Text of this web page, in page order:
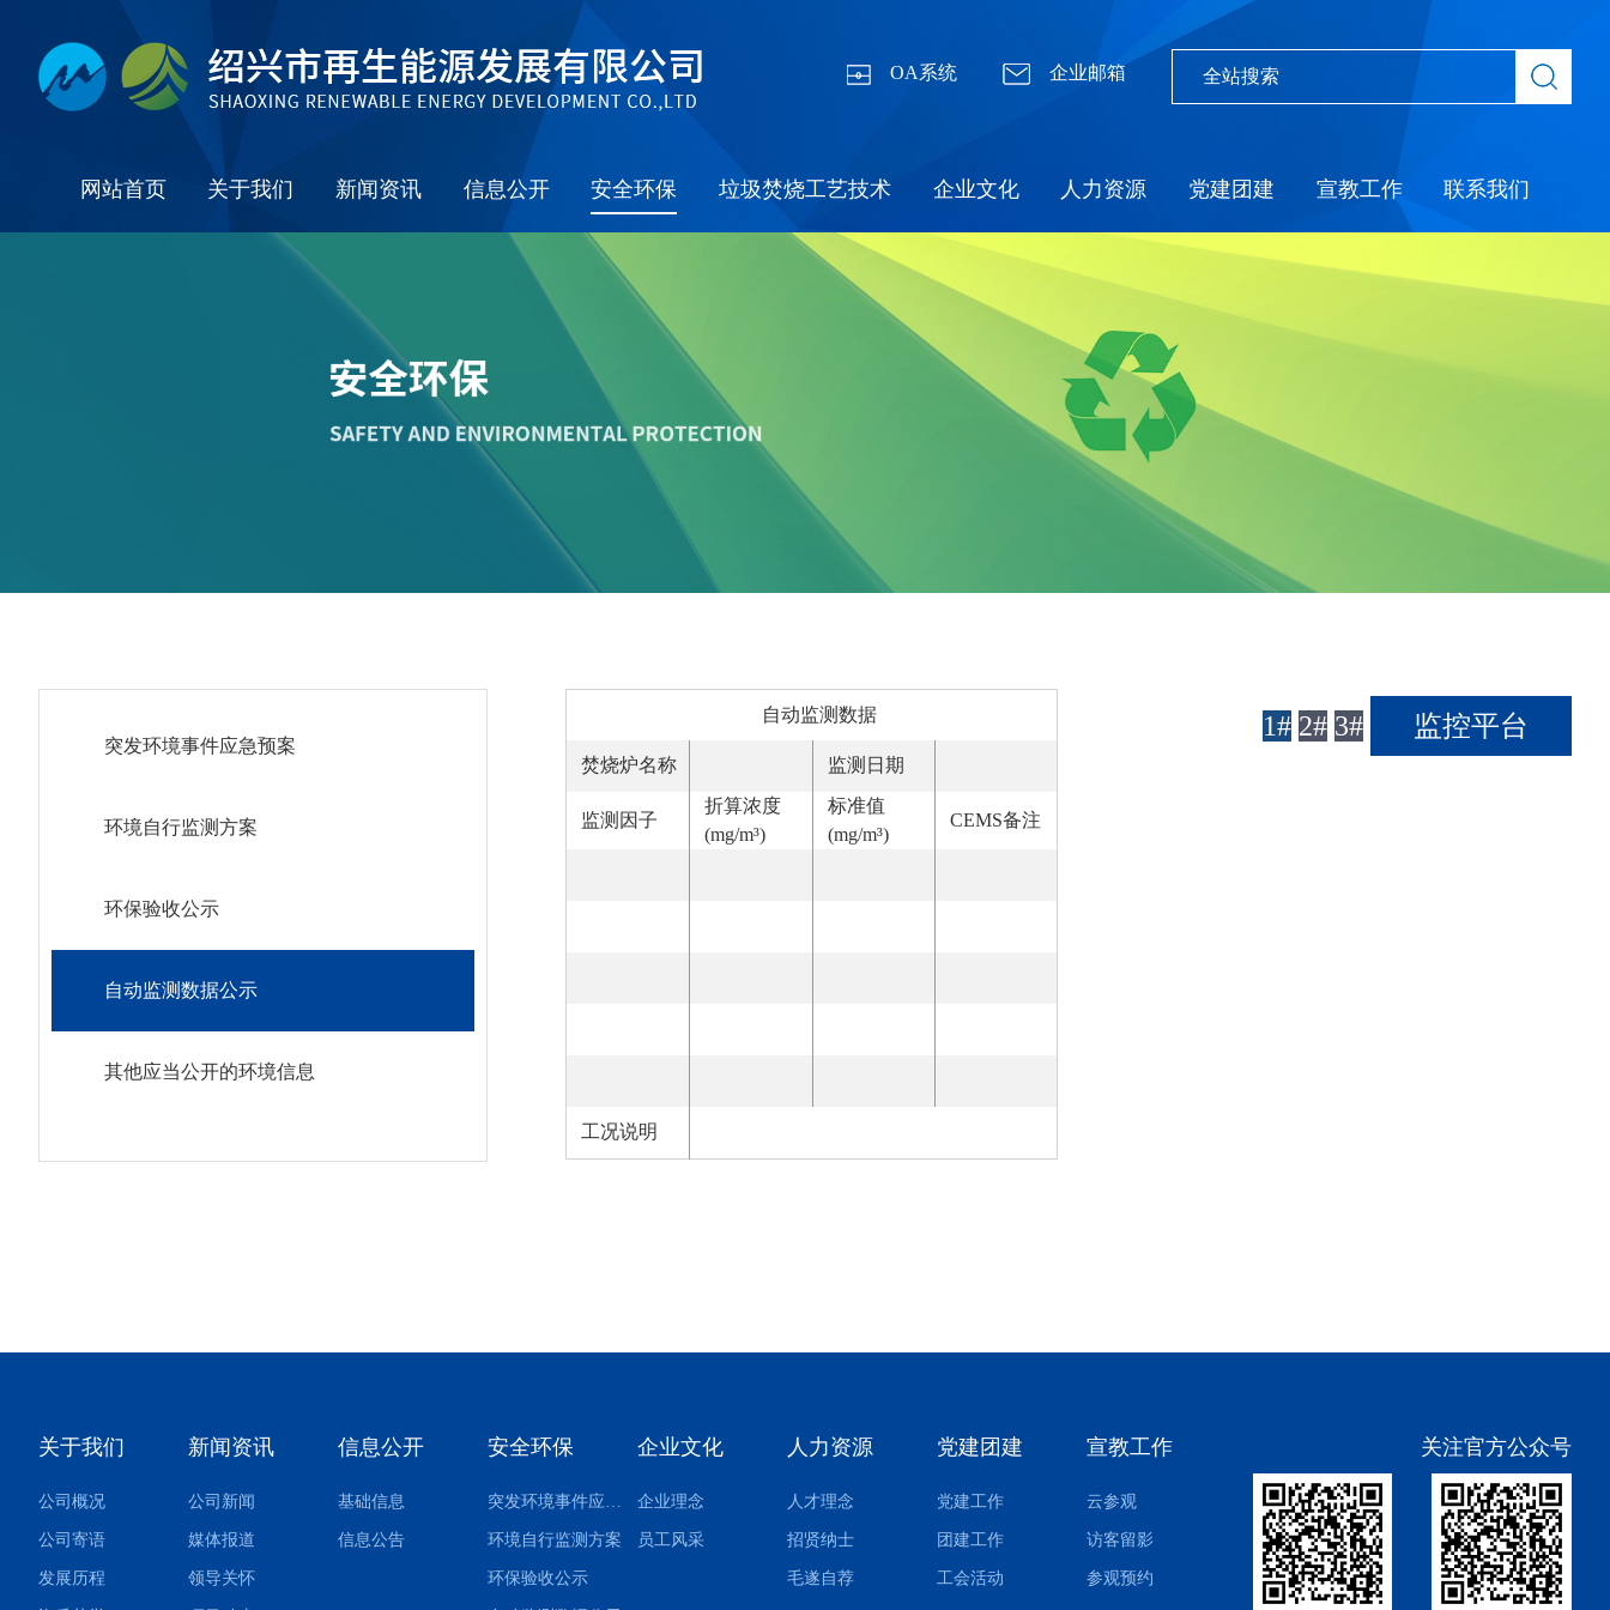
OA系统 企业邮箱
网站首页 关于我们 新闻资讯 信息公开 安全环保 垃圾焚烧工艺技术 企业文化 人力资源 党建团建 宣教工作 联系我们
突发环境事件应急预案
环境自行监测方案
环保验收公示
自动监测数据公示
其他应当公开的环境信息
自动监测数据
焚烧炉名称 监测日期
监测因子
折算浓度
(mg/m³)
标准值
(mg/m³)
CEMS备注
工况说明
1# 2# 3# 监控平台
关于我们
公司概况
公司寄语
发展历程
新闻资讯
公司新闻
媒体报道
领导关怀
信息公开
基础信息
信息公告
安全环保
突发环境事件应急预案
环境自行监测方案
环保验收公示
企业文化
企业理念
员工风采
人力资源
人才理念
招贤纳士
毛遂自荐
党建团建
党建工作
团建工作
工会活动
宣教工作
云参观
访客留影
参观预约
关注官方公众号